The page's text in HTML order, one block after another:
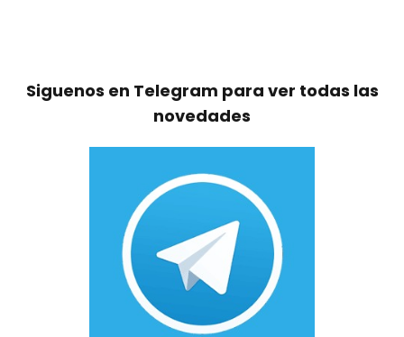
Siguenos en Telegram para ver todas las
novedades